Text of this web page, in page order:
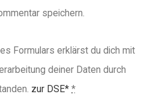
speichern.
Formulars erklärst du dich mit
deiner Daten durch
zur DSE* *